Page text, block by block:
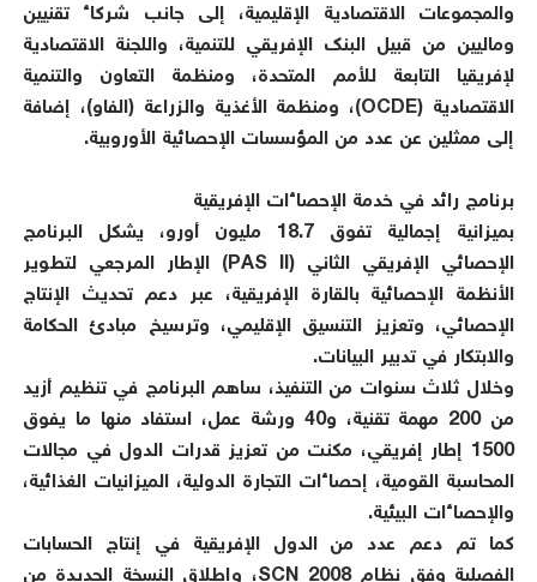
والمجموعات الاقتصادية الإقليمية، إلى جانب شركاء تقنيين
وماليين من قبيل البنك الإفريقي للتنمية، واللجنة الاقتصادية
لإفريقيا التابعة للأمم المتحدة، ومنظمة التعاون والتنمية
الاقتصادية (OCDE)، ومنظمة الأغذية والزراعة (الفاو)، إضافة
إلى ممثلين عن عدد من المؤسسات الإحصائية الأوروبية.
برنامج رائد في خدمة الإحصاءات الإفريقية
بميزانية إجمالية تفوق 18.7 مليون أورو، يشكل البرنامج
الإحصائي الإفريقي الثاني (PAS II) الإطار المرجعي لتطوير
الأنظمة الإحصائية بالقارة الإفريقية، عبر دعم تحديث الإنتاج
الإحصائي، وتعزيز التنسيق الإقليمي، وترسيخ مبادئ الحكامة
والابتكار في تدبير البيانات.
وخلال ثلاث سنوات من التنفيذ، ساهم البرنامج في تنظيم أزيد
من 200 مهمة تقنية، و40 ورشة عمل، استفاد منها ما يفوق
1500 إطار إفريقي، مكنت من تعزيز قدرات الدول في مجالات
المحاسبة القومية، إحصاءات التجارة الدولية، الميزانيات الغذائية،
والإحصاءات البيئية.
كما تم دعم عدد من الدول الإفريقية في إنتاج الحسابات